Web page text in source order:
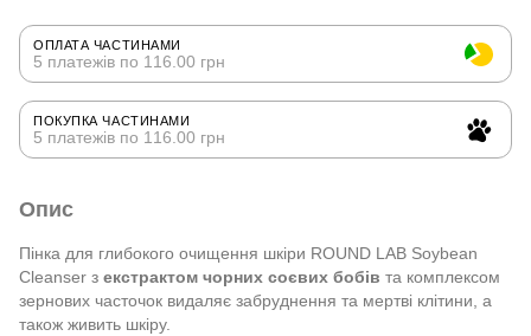
ОПЛАТА ЧАСТИНАМИ
5 платежів по 116.00 грн
ПОКУПКА ЧАСТИНАМИ
5 платежів по 116.00 грн
Опис
Пінка для глибокого очищення шкіри ROUND LAB Soybean
Cleanser з екстрактом чорних соєвих бобів та комплексом
зернових часточок видаляє забруднення та мертві клітини, а
також живить шкіру.